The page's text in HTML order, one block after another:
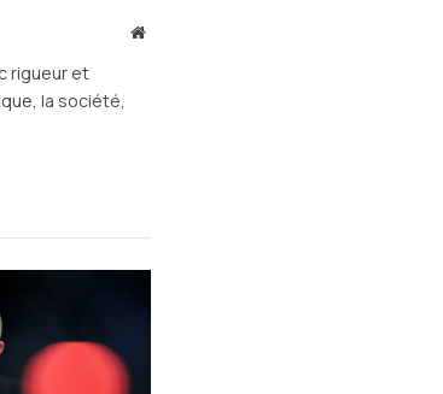
Site
rigueur et
la société,